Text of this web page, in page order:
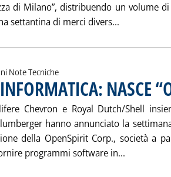
di Milano”, distribuendo un volume
settantina di merci divers...
Note Tecniche
NASCE
Chevron e Royal Dutch/Shell
hanno annunciato la
della OpenSpirit Corp., società a
programmi software in...